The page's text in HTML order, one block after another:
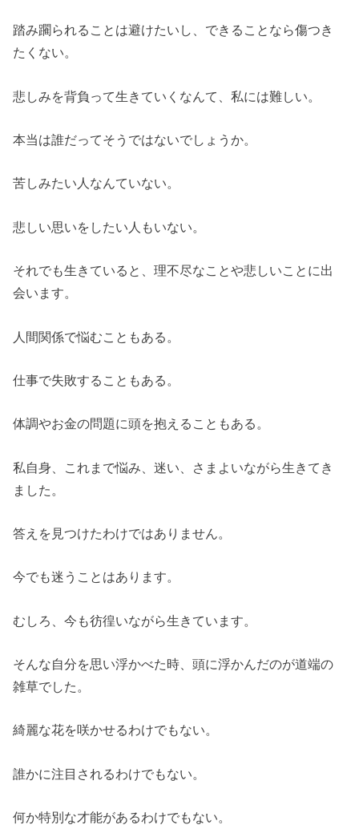
踏み躙られることは避けたいし、できることなら傷つき
たくない。
悲しみを背負って生きていくなんて、私には難しい。
本当は誰だってそうではないでしょうか。
苦しみたい人なんていない。
悲しい思いをしたい人もいない。
それでも生きていると、理不尽なことや悲しいことに出
会います。
人間関係で悩むこともある。
仕事で失敗することもある。
体調やお金の問題に頭を抱えることもある。
私自身、これまで悩み、迷い、さまよいながら生きてき
ました。
答えを見つけたわけではありません。
今でも迷うことはあります。
むしろ、今も彷徨いながら生きています。
そんな自分を思い浮かべた時、頭に浮かんだのが道端の
雑草でした。
綺麗な花を咲かせるわけでもない。
誰かに注目されるわけでもない。
何か特別な才能があるわけでもない。